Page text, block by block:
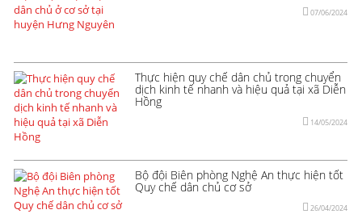
07/06/2024
Thực hiện quy chế dân chủ trong chuyển
dịch kinh tế nhanh và hiệu quả tại xã Diễn
Hồng
14/05/2024
Bộ đội Biên phòng Nghệ An thực hiện tốt
Quy chế dân chủ cơ sở
26/04/2024